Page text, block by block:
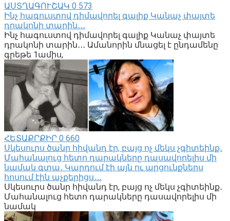
ԱՍՏՂԱԳՈՒՇԱԿ 0 573
Ինչ հագուստով դիմավորել գալիք Կանաչ փայտե
դրակոնի տարին․․․
Ինչ հագուստով դիմավորել գալիք Կանաչ փայտե
դրակոնի տարին․․․ Ամանորին մնացել է ընդամենը
գրեթե 1ամիս,
ՀԵՏԱՔՐՔԻՐ 0 660
Սկեսուրս ծանր հիվանդ էր, բայց ոչ մեկս չգիտեինք․
Մահանալուց հետո դարակները դասավորելիս մի
նամակ գտա․ Կարդում էի այն ու արցունքներս
հոսում էին աչքերիցս․․․
Սկեսուրս ծանր հիվանդ էր, բայց ոչ մեկս չգիտեինք․
Մահանալուց հետո դարակները դասավորելիս մի
նամակ